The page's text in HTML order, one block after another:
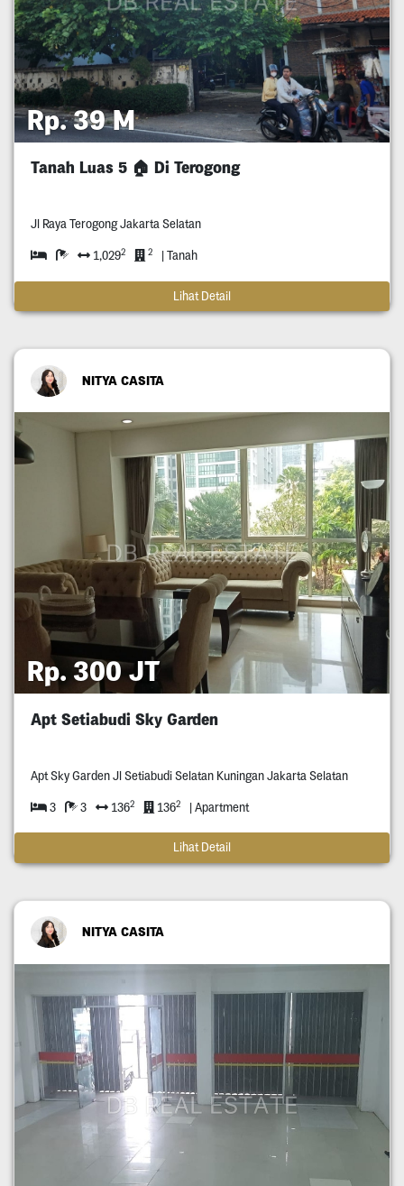
Rp. 39 M
Tanah Luas 5 🏠 Di Terogong
Jl Raya Terogong Jakarta Selatan
1,0292 2 | Tanah
Lihat Detail
NITYA CASITA
Rp. 300 JT
Apt Setiabudi Sky Garden
Apt Sky Garden Jl Setiabudi Selatan Kuningan Jakarta Selatan
3 3 1362 1362 | Apartment
Lihat Detail
NITYA CASITA